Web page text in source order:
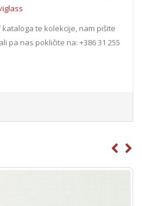
te kolekcije, nam pišite
ali pa nas pokličite na: +386 31 255